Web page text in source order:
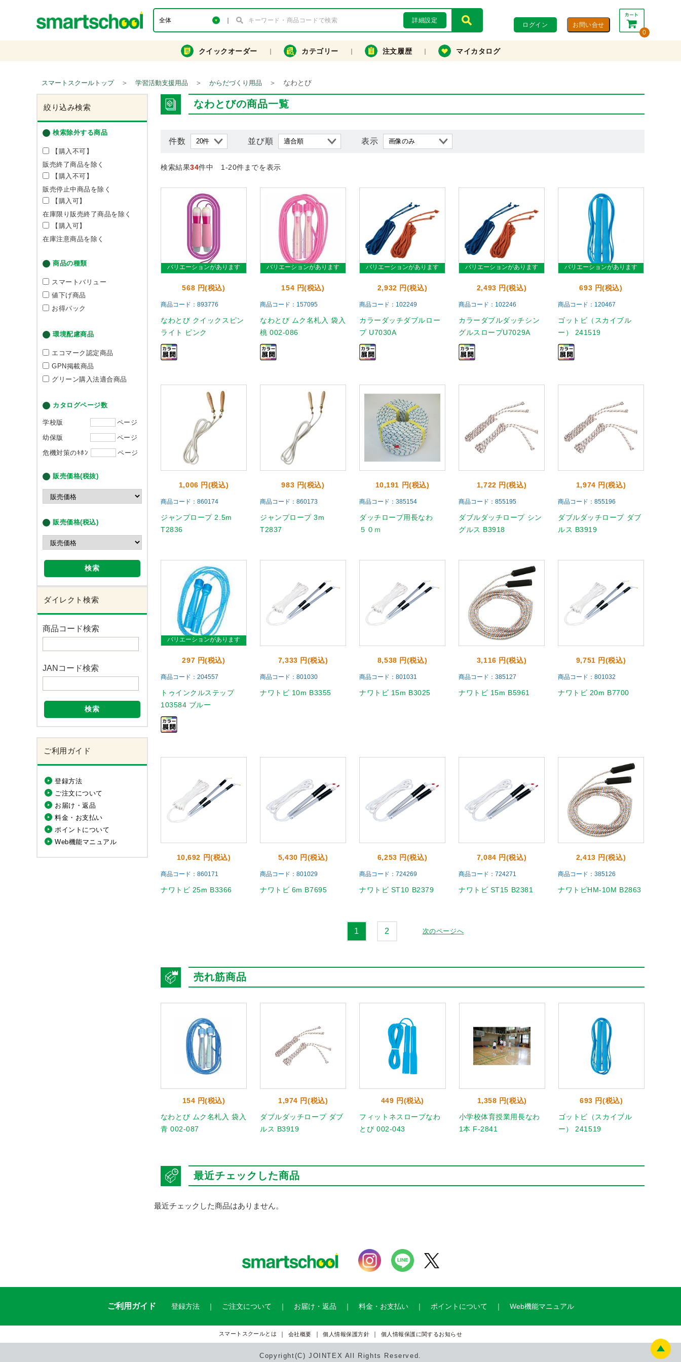
詳細設定
ログイン
0
合計： 0円
カートを見る・注文する
クイックオーダー カテゴリー 注文履歴 マイカタログ
スマートスクールトップ ＞ 学習活動支援用品 ＞ からだづくり用品 ＞ なわとび
絞り込み検索
検索除外する商品
【購入不可】
販売終了商品を除く
【購入不可】
販売停止中商品を除く
【購入可】
在庫限り販売終了商品を除く
【購入可】
在庫注意商品を除く
商品の種類
スマートバリュー
値下げ商品
お得パック
環境配慮商品
エコマーク認定商品
GPN掲載商品
グリーン購入法適合商品
カタログページ数
学校版
ページ
幼保版
ページ
危機対策のｷﾎﾝ
ページ
販売価格(税抜)
販売価格(税込)
検索
ダイレクト検索
商品コード検索
JANコード検索
検索
ご利用ガイド
登録方法
ご注文について
お届け・返品
料金・お支払い
ポイントについて
Web機能マニュアル
なわとびの商品一覧
件数 並び順 表示
検索結果34件中 1-20件までを表示
バリエーションがあります
568 円(税込)
商品コード：893776
なわとび クイックスピン
ライト ピンク
バリエーションがあります
154 円(税込)
商品コード：157095
なわとび ムク名札入 袋入
桃 002-086
バリエーションがあります
2,932 円(税込)
商品コード：102249
カラーダッチダブルロー
プ U7030A
バリエーションがあります
2,493 円(税込)
商品コード：102246
カラーダブルダッチシン
グルスロープU7029A
バリエーションがあります
693 円(税込)
商品コード：120467
ゴットビ（スカイブル
ー） 241519
1,006 円(税込)
商品コード：860174
ジャンプロープ 2.5m
T2836
983 円(税込)
商品コード：860173
ジャンプロープ 3m
T2837
10,191 円(税込)
商品コード：385154
ダッチロープ用長なわ
５０ｍ
1,722 円(税込)
商品コード：855195
ダブルダッチロープ シン
グルス B3918
1,974 円(税込)
商品コード：855196
ダブルダッチロープ ダブ
ルス B3919
バリエーションがあります
297 円(税込)
商品コード：204557
トゥインクルステップ
103584 ブルー
7,333 円(税込)
商品コード：801030
ナワトビ 10m B3355
8,538 円(税込)
商品コード：801031
ナワトビ 15m B3025
3,116 円(税込)
商品コード：385127
ナワトビ 15m B5961
9,751 円(税込)
商品コード：801032
ナワトビ 20m B7700
10,692 円(税込)
商品コード：860171
ナワトビ 25m B3366
5,430 円(税込)
商品コード：801029
ナワトビ 6m B7695
6,253 円(税込)
商品コード：724269
ナワトビ ST10 B2379
7,084 円(税込)
商品コード：724271
ナワトビ ST15 B2381
2,413 円(税込)
商品コード：385126
ナワトビHM-10M B2863
1 2 次のページへ
売れ筋商品
154 円(税込)
なわとび ムク名札入 袋入
青 002-087
1,974 円(税込)
ダブルダッチロープ ダブ
ルス B3919
449 円(税込)
フィットネスロープなわ
とび 002-043
1,358 円(税込)
小学校体育授業用長なわ
1本 F-2841
693 円(税込)
ゴットビ（スカイブル
ー） 241519
最近チェックした商品
最近チェックした商品はありません。
ご利用ガイド 登録方法 ご注文について お届け・返品 料金・お支払い ポイントについて Web機能マニュアル
スマートスクールとは 会社概要 個人情報保護方針 個人情報保護に関するお知らせ
Copyright(C) JOINTEX All Rights Reserved.